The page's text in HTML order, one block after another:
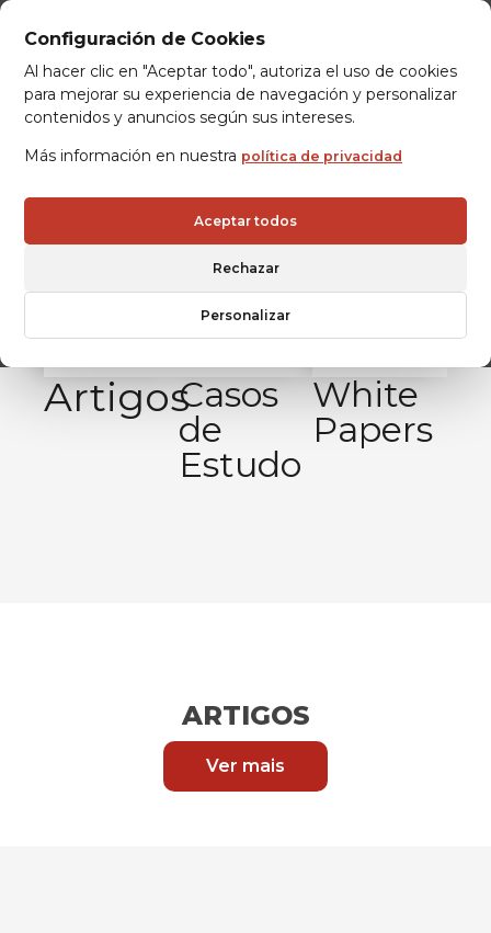
Configuración de Cookies
Al hacer clic en "Aceptar todo", autoriza el uso de cookies
para mejorar su experiencia de navegación y personalizar
contenidos y anuncios según sus intereses.
Más información en nuestra política de privacidad
Aceptar todos
Rechazar
Personalizar
ArtigosCasos
de
Estudo
White
Papers
ARTIGOS
Ver mais